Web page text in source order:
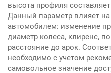
высота профиля
Данный параметр влияет
автомобилем: изменение
диаметр колеса, клиренс,
расстояние до арок.
необходимо с учетом
самовольное значение